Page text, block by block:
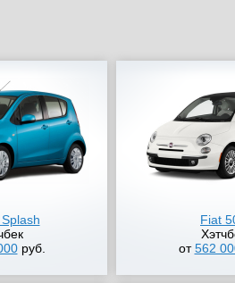
руб.
Fiat
от562